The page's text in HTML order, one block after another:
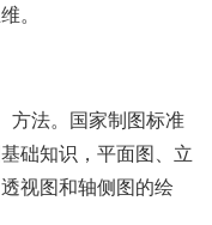
。
方法。国家制图标准
础知识，平面图、立
视图和轴侧图的绘